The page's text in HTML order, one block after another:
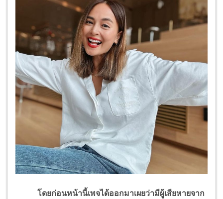
โดยก่อนหน้านี้เพจได้ออกมาเผยว่ามีผู้เสียหายจาก